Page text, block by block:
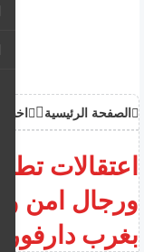
الصفحة الرئيسية اخبار
اعتقالات
ورجال امن
بغرب دارفور